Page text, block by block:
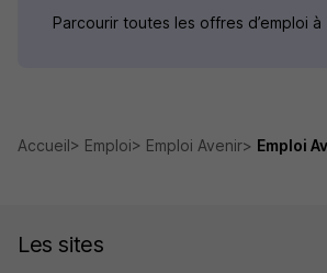
Parcourir toutes les offres d’emploi
Accueil Emploi Emploi Avenir Emploi
Les sites